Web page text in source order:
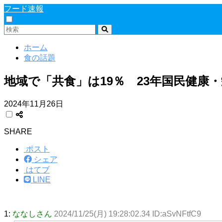
フード速報
ホーム
食の話題
地域で「共食」は19％ 23年国民健康
2024年11月26日
SHARE
ポスト
シェア
はてブ
LINE
1: ななしさん 2024/11/25(月) 19:28:02.34 ID:aSvNFtfC9